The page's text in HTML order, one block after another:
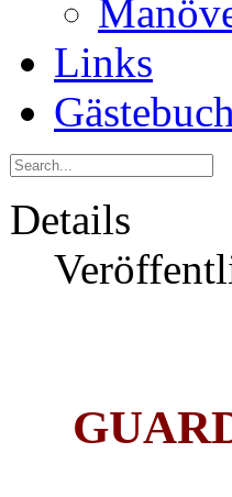
Links
Gästebuch
Details